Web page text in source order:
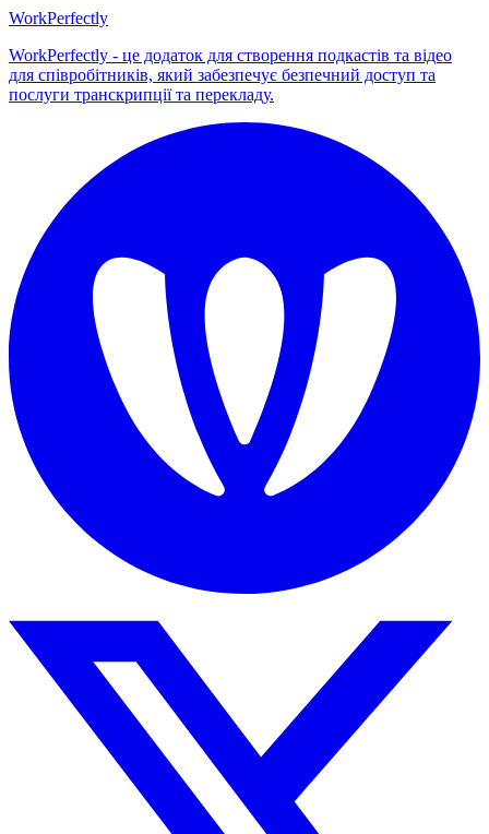
WorkPerfectly
WorkPerfectly - це додаток для створення подкастів та відео
для співробітників, який забезпечує безпечний доступ та
послуги транскрипції та перекладу.